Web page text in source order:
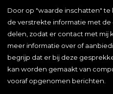
Door op "waarde inschatten"
de verstrekte informatie met
delen, zodat er contact met
meer informatie over of
begrijp dat er bij deze
kan worden gemaakt van
vooraf opgenomen berichten.